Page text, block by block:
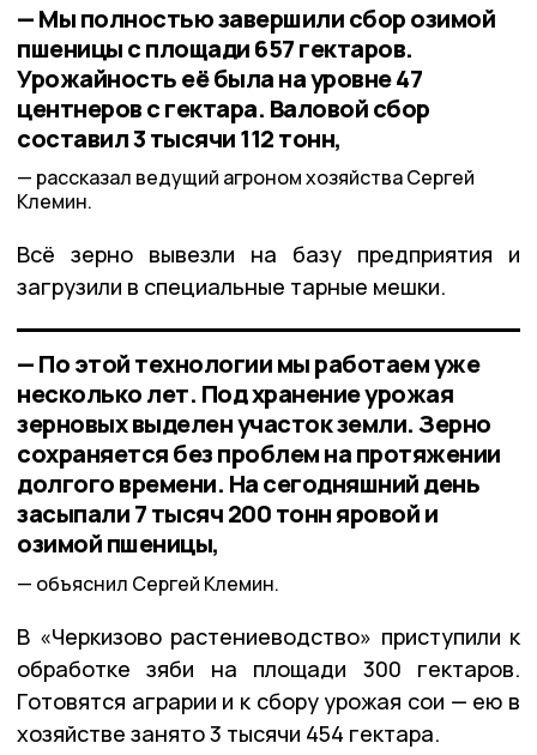
— Мы полностью завершили сбор озимой
пшеницы с площади 657 гектаров.
Урожайность её была на уровне 47
центнеров с гектара. Валовой сбор
составил 3 тысячи 112 тонн,
рассказал ведущий агроном хозяйства Сергей
Клемин.
Всё зерно вывезли на базу предприятия и
загрузили в специальные тарные мешки.
— По этой технологии мы работаем уже
несколько лет. Под хранение урожая
зерновых выделен участок земли. Зерно
сохраняется без проблем на протяжении
долгого времени. На сегодняшний день
засыпали 7 тысяч 200 тонн яровой и
озимой пшеницы,
объяснил Сергей Клемин.
В «Черкизово растениеводство» приступили к
обработке зяби на площади 300 гектаров.
Готовятся аграрии и к сбору урожая сои — ею в
хозяйстве занято 3 тысячи 454 гектара.